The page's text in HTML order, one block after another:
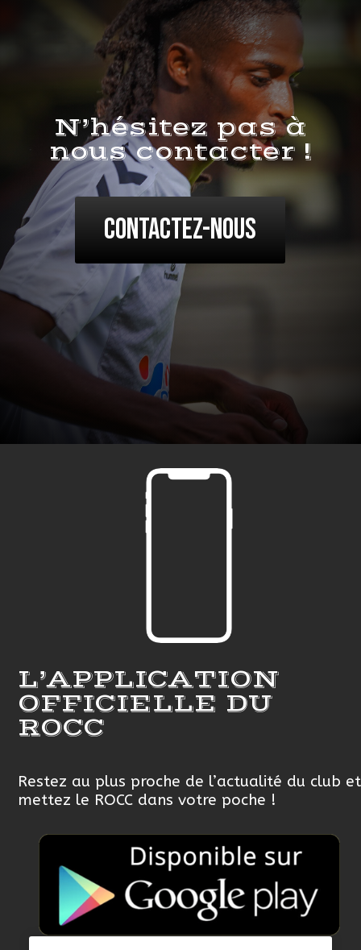
N’hésitez pas à
nous contacter !
Contactez-nous
L’APPLICATION
OFFICIELLE DU
ROCC
Restez au plus proche de l’actualité du club et
mettez le ROCC dans votre poche !